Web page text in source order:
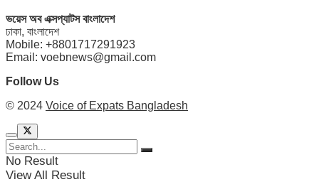
ভয়েস অব এক্সপ্যাটস বাংলাদেশ
ঢাকা, বাংলাদেশ
Mobile: +8801717291923
Email: voebnews@gmail.com
Follow Us
© 2024 Voice of Expats Bangladesh
No Result
View All Result